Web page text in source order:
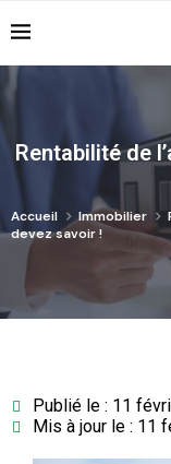
Rentabilité de
Accueil Immobilier
devez savoir !
Publié le : 11
Mis à jour le : 11